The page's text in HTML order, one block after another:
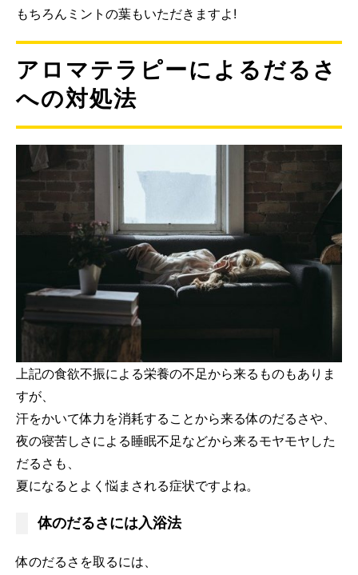
もちろんミントの葉もいただきますよ!
アロマテラピーによるだるさ
への対処法
上記の食欲不振による栄養の不足から来るものもありま
すが、
汗をかいて体力を消耗することから来る体のだるさや、
夜の寝苦しさによる睡眠不足などから来るモヤモヤした
だるさも、
夏になるとよく悩まされる症状ですよね。
体のだるさには入浴法
体のだるさを取るには、